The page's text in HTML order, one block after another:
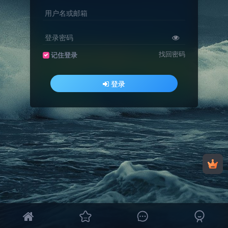
用户名或邮箱
登录密码
记住登录 找回密码
登录